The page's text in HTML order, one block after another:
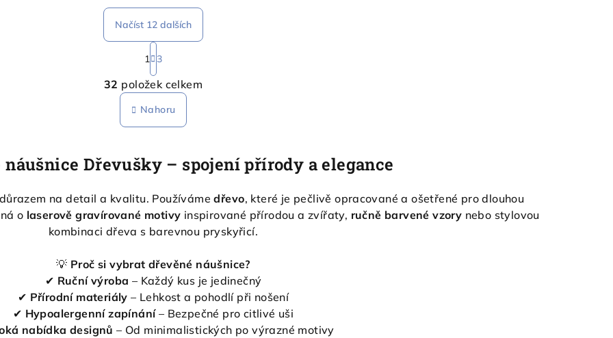
O
v
l
á
a
c
í
p
v
k
y
v
Načíst 12 dalších
S
t
r
á
n
k
v
á
n
í
1 3
32 položek celkem
Nahoru
náušnice Dřevušky – spojení přírody a elegance
na detail a kvalitu. Používáme dřevo, které je pečlivě opracované a ošetřené pro dlouhou
o laserově gravírované motivy inspirované přírodou a zvířaty, ručně barvené vzory nebo stylovou
kombinaci dřeva s barevnou pryskyřicí.
💡 Proč si vybrat dřevěné náušnice?
✔ Ruční výroba – Každý kus je jedinečný
✔ Přírodní materiály – Lehkost a pohodlí při nošení
✔ Hypoalergenní zapínání– Bezpečné pro citlivé uši
nabídka designů – Od minimalistických po výrazné motivy